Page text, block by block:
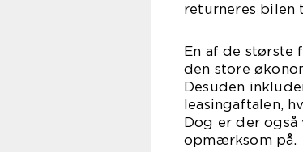
returneres bilen
En af de største
den store
Desuden
leasingaftalen,
Dog er der
opmærksom på.